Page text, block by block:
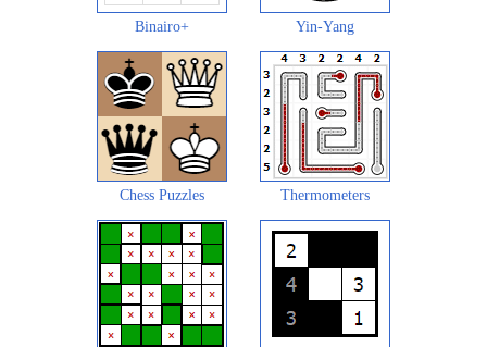
Binairo+ Yin-Yang
Chess Puzzles Thermometers